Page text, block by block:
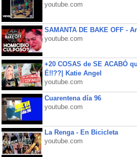
youtube.com
SAMANTA DE BAKE OFF -
youtube.com
+20 COSAS de SE ACABÓ
É!!??| Katie Angel
youtube.com
Cuarentena día 96
youtube.com
La Renga - En Bicicleta
youtube.com